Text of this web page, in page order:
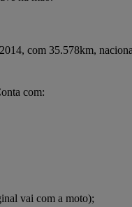
com 35.578km,
com:
vai com a moto);